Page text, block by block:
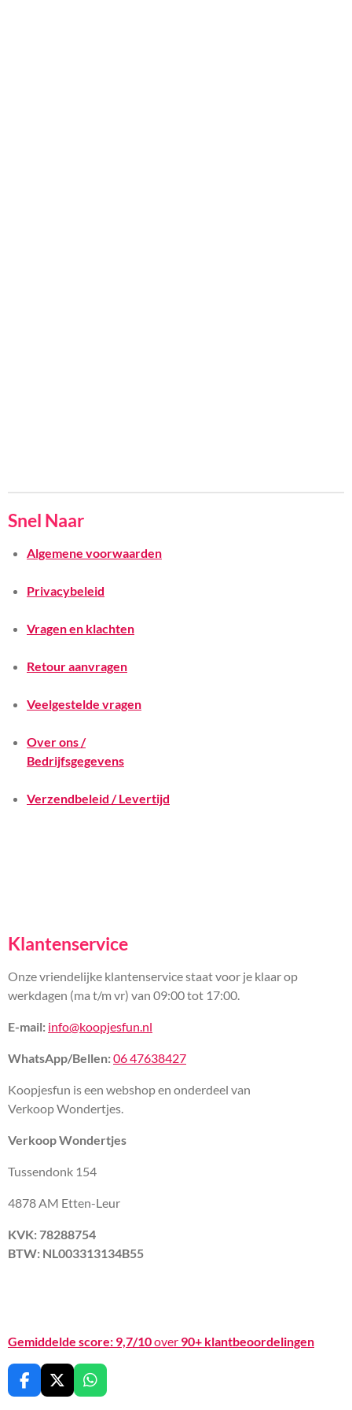
Snel Naar
Algemene voorwaarden
Privacybeleid
Vragen en klachten
Retour aanvragen
Veelgestelde vragen
Over ons /
Bedrijfsgegevens
Verzendbeleid / Levertijd
Klantenservice
Onze vriendelijke klantenservice staat voor je klaar op
werkdagen (ma t/m vr) van 09:00 tot 17:00.
E-mail: info@koopjesfun.nl
WhatsApp/Bellen:06 47638427
Koopjesfun is een webshop en onderdeel van
Verkoop Wondertjes.
Verkoop Wondertjes
Tussendonk 154
4878 AM Etten-Leur
KVK: 78288754
BTW: NL003313134B55
Gemiddelde score: 9,7/10over 90+ klantbeoordelingen
F
a
X
W
h